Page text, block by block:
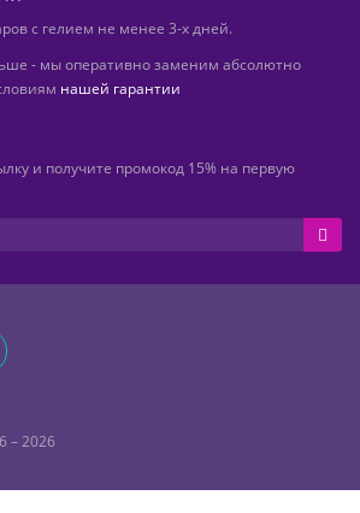
с гелием не менее 3-х дней.
- мы оперативно заменим абсолютно
нашей гарантии
и получите промокод 15% на первую
– 2026